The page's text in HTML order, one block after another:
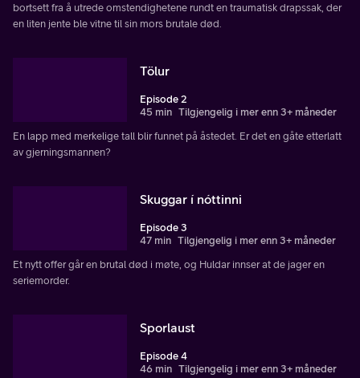
bortsett fra å utrede omstendighetene rundt en traumatisk drapssak, der
en liten jente ble vitne til sin mors brutale død.
Tölur
Episode 2
45 min Tilgjengelig i mer enn 3+ måneder
En lapp med merkelige tall blir funnet på åstedet. Er det en gåte etterlatt
av gjerningsmannen?
Skuggar í nóttinni
Episode 3
47 min Tilgjengelig i mer enn 3+ måneder
Et nytt offer går en brutal død i møte, og Huldar innser at de jager en
seriemorder.
Sporlaust
Episode 4
46 min Tilgjengelig i mer enn 3+ måneder